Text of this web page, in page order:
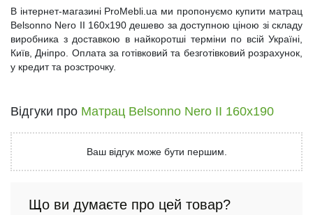
В інтернет-магазині ProMebli.ua ми пропонуємо купити матрац
Belsonno Nero II 160x190 дешево за доступною ціною зі складу
виробника з доставкою в найкоротші терміни по всій Україні,
Київ, Дніпро. Оплата за готівковий та безготівковий розрахунок,
у кредит та розстрочку.
Відгуки про Матрац Belsonno Nero II 160x190
Ваш відгук може бути першим.
Що ви думаєте про цей товар?